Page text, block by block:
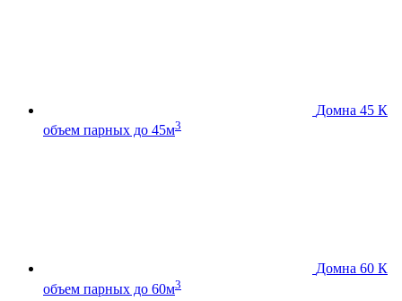
Домна 45 К
объем парных до 45м3
Домна 60 К
объем парных до 60м3